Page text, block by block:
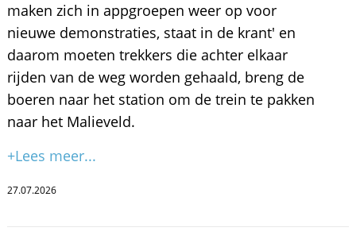
maken zich in appgroepen weer op voor
nieuwe demonstraties, staat in de krant' en
daarom moeten trekkers die achter elkaar
rijden van de weg worden gehaald, breng de
boeren naar het station om de trein te pakken
naar het Malieveld.
+Lees meer...
27.07.2026